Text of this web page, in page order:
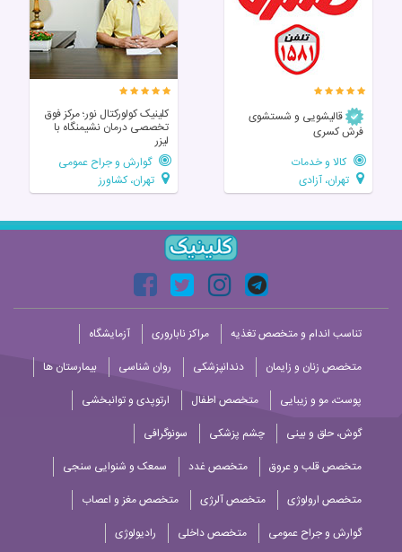
قالیشویی و شستشوی
فرش کسری
کالا و خدمات
تهران، آزادی
کلینیک کولورکتال نور؛ مرکز فوق‌
تخصصی درمان نشیمنگاه با
لیزر
گوارش و جراح عمومی
تهران، کشاورز
تناسب اندام و متخصص تغذیه مراکز ناباروری
آزمایشگاه
متخصص زنان و زایمان
دندانپزشکی روان شناسی
بیمارستان ها
پوست، مو و زیبایی
متخصص اطفال
ارتوپدی و توانبخشی
گوش، حلق و بینی
چشم پزشکی
سونوگرافی
متخصص قلب و عروق
متخصص غدد
سمعک و شنوایی سنجی
متخصص ارولوژی
متخصص آلرژی
متخصص مغز و اعصاب
گوارش و جراح عمومی
متخصص داخلی رادیولوژی